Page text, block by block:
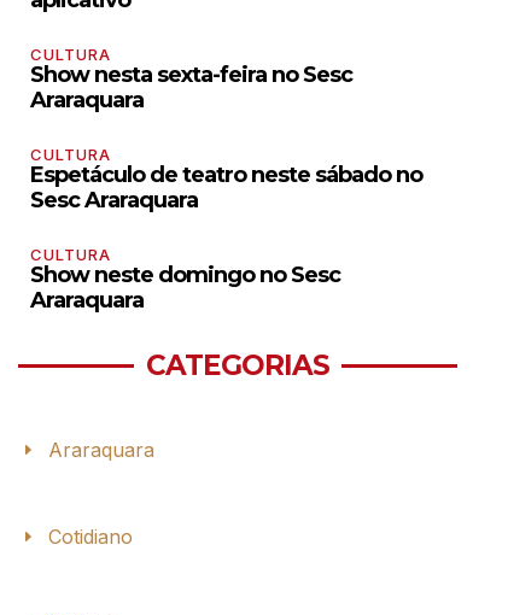
CULTURA
Show nesta sexta-feira no Sesc
Araraquara
CULTURA
Espetáculo de teatro neste sábado no
Sesc Araraquara
CULTURA
Show neste domingo no Sesc
Araraquara
CATEGORIAS
Araraquara
Cotidiano